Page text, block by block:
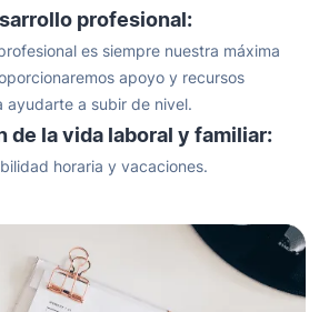
profesional:
es siempre nuestra máxima
apoyo y recursos
ayudarte a subir de nivel.
de la vida laboral y familiar:
horaria y vacaciones.